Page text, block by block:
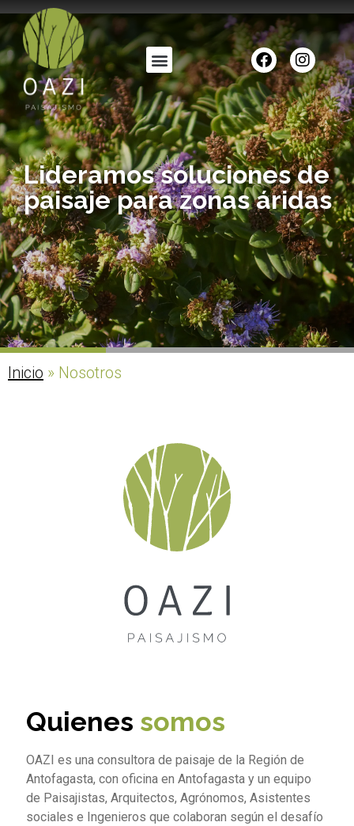
Lideramos soluciones de
paisaje para zonas áridas
Inicio » Nosotros
Quienes somos
OAZI es una consultora de paisaje de la Región de
Antofagasta, con oficina en Antofagasta y un equipo
de Paisajistas, Arquitectos, Agrónomos, Asistentes
sociales e Ingenieros que colaboran según el desafío